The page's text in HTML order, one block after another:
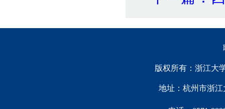
版权所有：浙江大
地址：杭州市浙江